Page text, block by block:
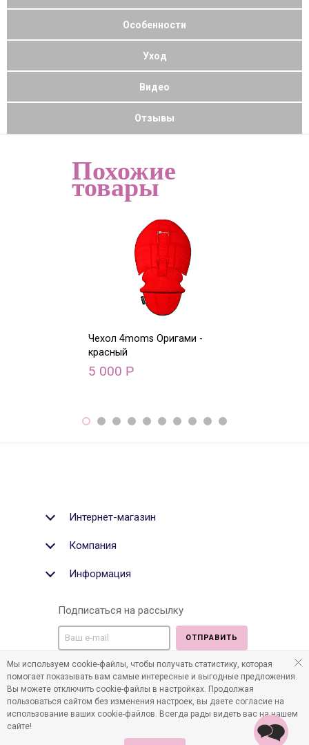
Особенности
Уход
Видео
Отзывы
Похожие
товары
Чехол 4moms Оригами -
красный
5 000 Р
Интернет-магазин
Компания
Информация
Подписаться на рассылку
ОТПРАВИТЬ
Мы в социальных медиа:
©2011-2026 Все права защищены. Интернет-магазин
Мы используем cookie-файлы, чтобы получать статистику, которая
помогает показывать вам самые интересные и выгодные предложения.
Вы можете отключить cookie-файлы в настройках. Продолжая
пользоваться сайтом без изменения настроек, вы даете согласие на
использование ваших cookie-файлов. Всегда рады видеть вас на нашем
сайте!